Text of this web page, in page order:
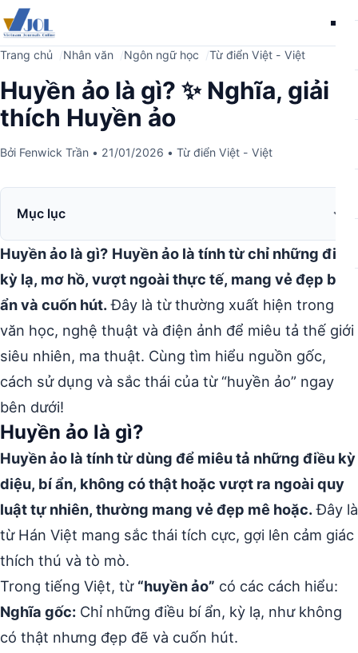
Trang chủ Nhân văn Ngôn ngữ học Từ điển Việt - Việt
Huyền ảo là gì? ✨ Nghĩa, giải
thích Huyền ảo
Bởi Fenwick Trần • 21/01/2026 • Từ điển Việt - Việt
Mục lục
Huyền ảo là gì? Huyền ảo là tính từ chỉ những điều
kỳ lạ, mơ hồ, vượt ngoài thực tế, mang vẻ đẹp bí
ẩn và cuốn hút.Đây là từ thường xuất hiện trong
văn học, nghệ thuật và điện ảnh để miêu tả thế giới
siêu nhiên, ma thuật. Cùng tìm hiểu nguồn gốc,
cách sử dụng và sắc thái của từ “huyền ảo” ngay
bên dưới!
Huyền ảo là gì?
Huyền ảo là tính từ dùng để miêu tả những điều kỳ
diệu, bí ẩn, không có thật hoặc vượt ra ngoài quy
luật tự nhiên, thường mang vẻ đẹp mê hoặc.Đây là
từ Hán Việt mang sắc thái tích cực, gợi lên cảm giác
thích thú và tò mò.
Trong tiếng Việt, từ “huyền ảo” có các cách hiểu:
Nghĩa gốc: Chỉ những điều bí ẩn, kỳ lạ, như không
có thật nhưng đẹp đẽ và cuốn hút.